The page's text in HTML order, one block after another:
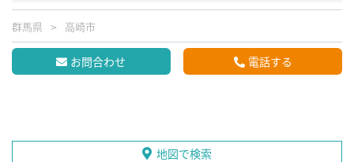
群馬県 高崎市
お問合わせ 電話する
地図で検索